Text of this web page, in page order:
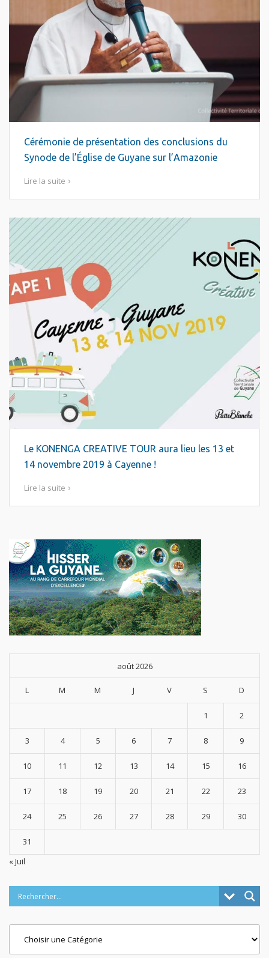
Cérémonie de présentation des conclusions du
Synode de l’Église de Guyane sur l’Amazonie
Lire la suite
Le KONENGA CREATIVE TOUR aura lieu les 13 et
14 novembre 2019 à Cayenne !
Lire la suite
août 2026
L M M J V S D
1 2
3 4 5 6 7 8 9
10 11 12 13 14 15 16
17 18 19 20 21 22 23
24 25 26 27 28 29 30
31
« Juil